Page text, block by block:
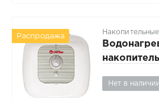
Распродажа
Накопительные
Нет в